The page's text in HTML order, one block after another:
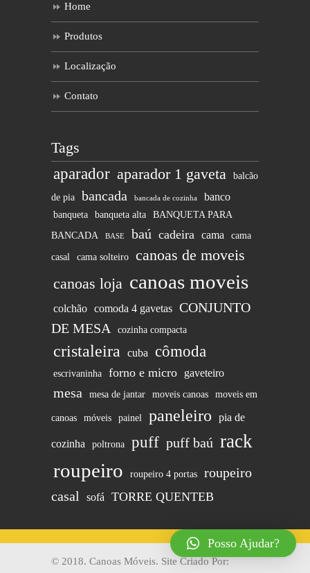
Home
Produtos
Localização
Contato
Tags
aparador aparador 1 gaveta balcão
de pia bancada bancada de cozinha banco
banqueta banqueta alta
BANQUETA PARA
BANCADA
BASE baú cadeira cama cama
casal cama solteiro
canoas de moveis
canoas loja canoas moveis
colchão comoda 4 gavetas CONJUNTO
DE MESA
cozinha compacta
cristaleira cuba cômoda
escrivaninha forno e micro gaveteiro
mesa mesa de jantar moveis canoas moveis em
canoas móveis painel paneleiro pia de
cozinha poltrona puff puff baú rack
roupeiro roupeiro 4 portas
roupeiro
casal
sofá TORRE QUENTEB
© 2018. Canoas Móveis. Site Criado Por:
Posso Ajudar?